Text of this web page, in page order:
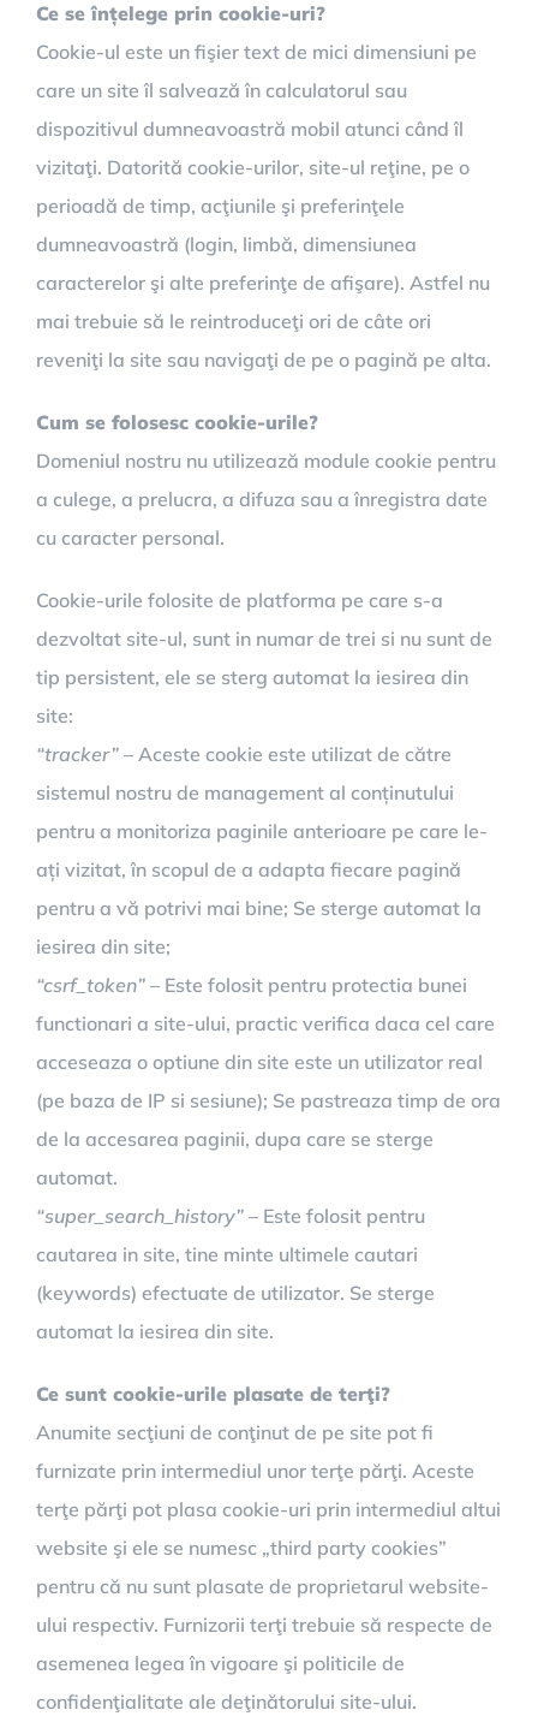
Ce se înțelege prin cookie-uri?
Cookie-ul este un fişier text de mici dimensiuni pe
care un site îl salvează în calculatorul sau
dispozitivul dumneavoastră mobil atunci când îl
vizitaţi. Datorită cookie-urilor, site-ul reţine, pe o
perioadă de timp, acţiunile şi preferinţele
dumneavoastră (login, limbă, dimensiunea
caracterelor şi alte preferinţe de afişare). Astfel nu
mai trebuie să le reintroduceţi ori de câte ori
reveniţi la site sau navigaţi de pe o pagină pe alta.
Cum se folosesc cookie-urile?
Domeniul nostru nu utilizează module cookie pentru
a culege, a prelucra, a difuza sau a înregistra date
cu caracter personal.
Cookie-urile folosite de platforma pe care s-a
dezvoltat site-ul, sunt in numar de trei si nu sunt de
tip persistent, ele se sterg automat la iesirea din
site:
“tracker” – Aceste cookie este utilizat de către
sistemul nostru de management al conținutului
pentru a monitoriza paginile anterioare pe care le-
ați vizitat, în scopul de a adapta fiecare pagină
pentru a vă potrivi mai bine; Se sterge automat la
iesirea din site;
“csrf_token” – Este folosit pentru protectia bunei
functionari a site-ului, practic verifica daca cel care
acceseaza o optiune din site este un utilizator real
(pe baza de IP si sesiune); Se pastreaza timp de ora
de la accesarea paginii, dupa care se sterge
automat.
“super_search_history” – Este folosit pentru
cautarea in site, tine minte ultimele cautari
(keywords) efectuate de utilizator. Se sterge
automat la iesirea din site.
Ce sunt cookie-urile plasate de terţi?
Anumite secţiuni de conţinut de pe site pot fi
furnizate prin intermediul unor terţe părţi. Aceste
terţe părţi pot plasa cookie-uri prin intermediul altui
website şi ele se numesc „third party cookies”
pentru că nu sunt plasate de proprietarul website-
ului respectiv. Furnizorii terţi trebuie să respecte de
asemenea legea în vigoare şi politicile de
confidenţialitate ale deţinătorului site-ului.